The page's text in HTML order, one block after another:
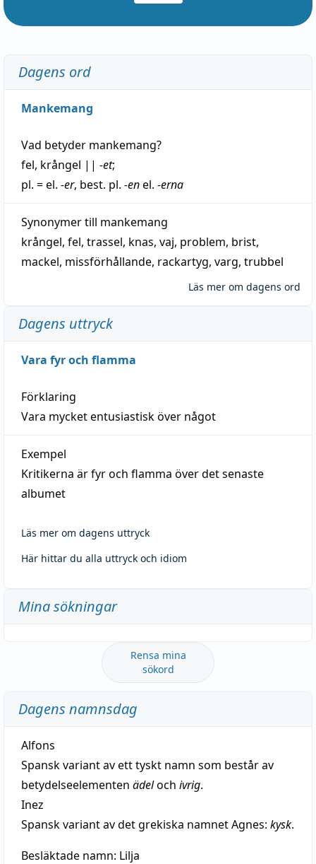
Dagens ord
Mankemang
Vad betyder mankemang?
fel, krångel || -et;
pl. = el. -er, best. pl. -enel. -erna
Synonymer till mankemang
krångel, fel, trassel, knas, vaj, problem, brist,
mackel, missförhållande, rackartyg, varg, trubbel
Läs mer om dagens ord
Dagens uttryck
Vara fyr och flamma
Förklaring
Vara mycket entusiastisk över något
Exempel
Kritikerna är fyr och flamma över det senaste
albumet
Läs mer om dagens uttryck
Här hittar du alla uttryck och idiom
Mina sökningar
Rensa mina
sökord
Dagens namnsdag
Alfons
Spansk variant av ett tyskt namn som består av
betydelseelementen ädeloch ivrig.
Inez
Spansk variant av det grekiska namnet Agnes: kysk.
Besläktade namn: Lilja